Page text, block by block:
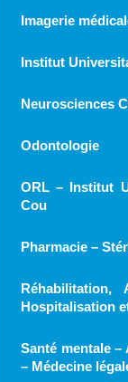
Imagerie
Institut
Neurosciences
Odontologie
ORL – Institut
Cou
Pharmacie –
Réhabilitation,
Hospitalisation
Santé mentale
– Médecine